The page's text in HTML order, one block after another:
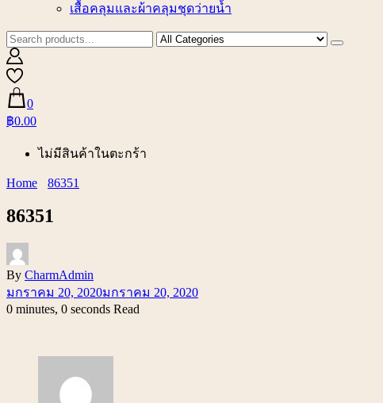
เสื้อคลุมและผ้าคลุมชุดว่ายน้ำ
0
฿0.00
ไม่มีสินค้าในตะกร้า
Home 86351
86351
By CharmAdmin
มกราคม 20, 2020มกราคม 20, 2020
0 minutes, 0 seconds Read